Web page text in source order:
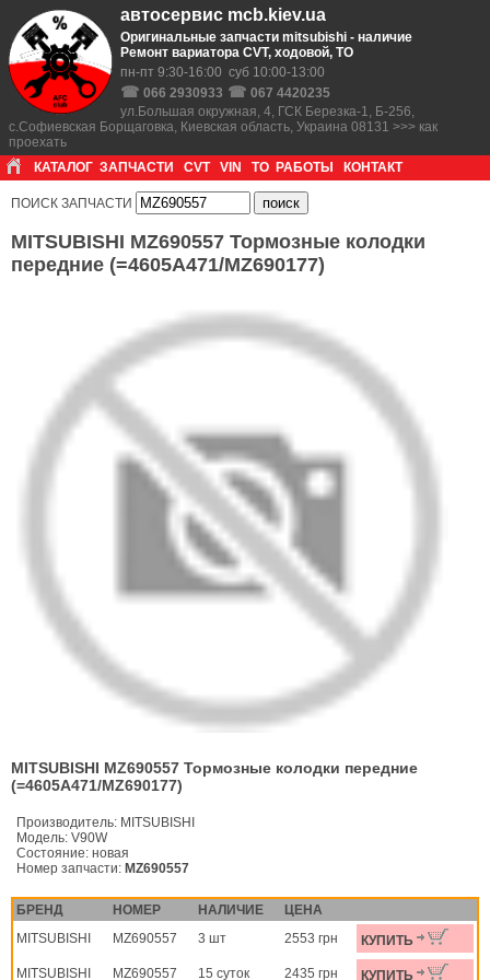
автосервис mcb.kiev.ua
Оригинальные запчасти mitsubishi - наличие
Ремонт вариатора CVT, ходовой, ТО
пн-пт 9:30-16:00 суб 10:00-13:00
☎ 066 2930933 ☎ 067 4420235
ул.Большая окружная, 4, ГСК Березка-1, Б-256,
с.Софиевская Борщаговка, Киевская область, Украина 08131 >>> как
проехать
КАТАЛОГ ЗАПЧАСТИ CVT VIN ТО РАБОТЫ КОНТАКТ
ПОИСК ЗАПЧАСТИ
MITSUBISHI MZ690557 Тормозные колодки
передние (=4605A471/MZ690177)
MITSUBISHI MZ690557 Тормозные колодки передние
(=4605A471/MZ690177)
Производитель: MITSUBISHI
Модель: V90W
Состояние: новая
Номер запчасти: MZ690557
БРЕНД НОМЕР НАЛИЧИЕ
ЦЕНА
MITSUBISHI
MZ690557 3 шт 2553 грн КУПИТЬ
MITSUBISHI MZ690557 15 суток 2435 грн КУПИТЬ